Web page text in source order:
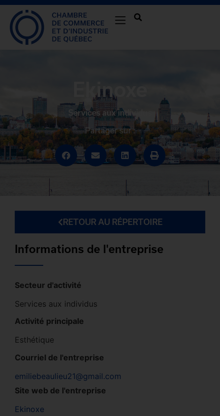
Ekinoxe
Services aux individus
Partager sur :
RETOUR AU RÉPERTOIRE
Informations de l'entreprise
Secteur d'activité
Services aux individus
Activité principale
Esthétique
Courriel de l'entreprise
emiliebeaulieu21@gmail.com
Site web de l'entreprise
Ekinoxe